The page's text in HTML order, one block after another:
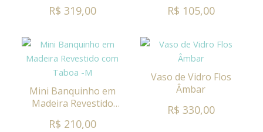
R$ 319,00 R$ 105,00
Mini Banquinho em
Madeira Revestido
R$ 210,00
Vaso de Vidro Flos
Âmbar
R$ 330,00